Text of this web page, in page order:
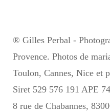
® Gilles Perbal -
Provence. Photos de
Toulon, Cannes, Nice et
Siret 529 576 191 APE
8 rue de Chabannes,